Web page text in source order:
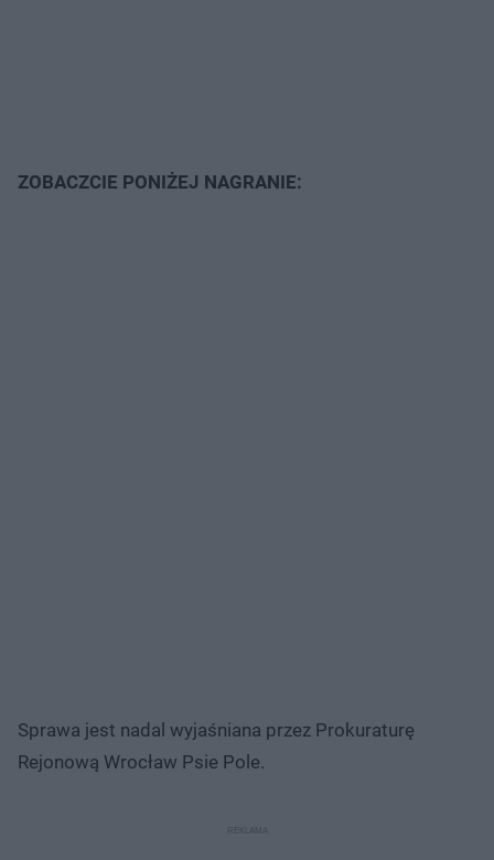
ZOBACZCIE PONIŻEJ NAGRANIE:
Sprawa jest nadal wyjaśniana przez Prokuraturę
Rejonową Wrocław Psie Pole.